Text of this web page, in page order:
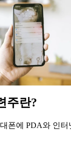
주란?
폰에 PDA와 인